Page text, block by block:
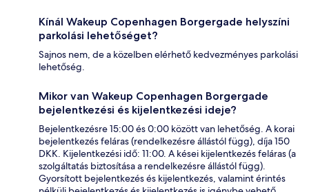
Kínál Wakeup Copenhagen Borgergade helyszíni
parkolási lehetőséget?
Sajnos nem, de a közelben elérhető kedvezményes parkolási
lehetőség.
Mikor van Wakeup Copenhagen Borgergade
bejelentkezési és kijelentkezési ideje?
Bejelentkezésre 15:00 és 0:00 között van lehetőség. A korai
bejelentkezés feláras (rendelkezésre állástól függ), díja 150
DKK. Kijelentkezési idő: 11:00. A kései kijelentkezés feláras (a
szolgáltatás biztosítása a rendelkezésre állástól függ).
Gyorsított bejelentkezés és kijelentkezés, valamint érintés